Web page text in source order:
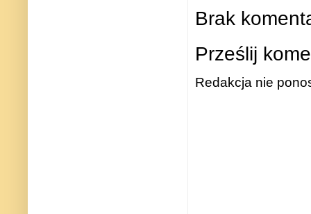
Brak
Prześlij
Redakcja nie